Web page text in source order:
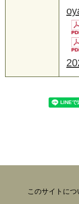
このサイトにつ